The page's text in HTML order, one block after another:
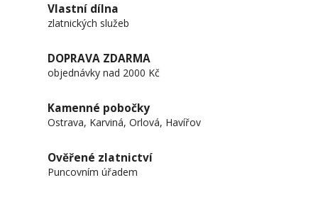
Vlastní dílna
zlatnických služeb
DOPRAVA ZDARMA
objednávky nad 2000 Kč
Kamenné pobočky
Ostrava, Karviná, Orlová, Havířov
Ověřené zlatnictví
Puncovním úřadem